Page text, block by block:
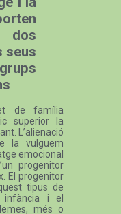
seus
de família
superior la
L’alienació
la vulguem
emocional
progenitor
El progenitor
tipus de
infància i el
més o